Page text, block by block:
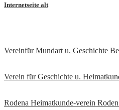
Internetseite alt
Vereinfür Mundart u. Geschichte
Verein für Geschichte u.
Rodena Heimatkunde-verein